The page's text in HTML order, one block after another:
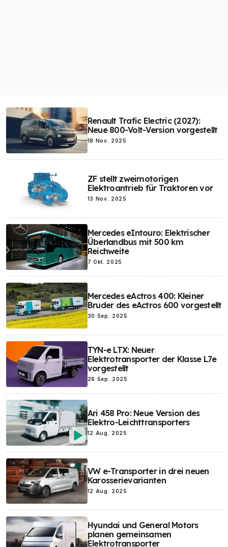
Renault Trafic Electric (2027):
Neue 800-Volt-Version vorgestellt
18 Nov. 2025
ZF stellt zweimotorigen
Elektroantrieb für Traktoren vor
13 Nov. 2025
Mercedes eIntouro: Elektrischer
Überlandbus mit 500 km
Reichweite
7 Okt. 2025
Mercedes eActros 400: Kleiner
Bruder des eActros 600 vorgestellt
30 Sep. 2025
TYN-e LTX: Neuer
Elektrotransporter der Klasse L7e
vorgestellt
26 Sep. 2025
Ari 458 Pro: Neue Version des
Elektro-Leichttransporters
12 Aug. 2025
VW e-Transporter in drei neuen
Karosserievarianten
12 Aug. 2025
Hyundai und General Motors
planen gemeinsamen
Elektrotransporter